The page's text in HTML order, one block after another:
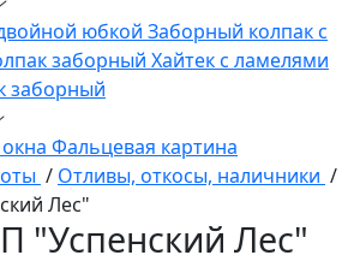
юбкой Заборный колпак с
заборный Хайтек с ламелями
заборный
Фальцевая картина
/ Отливы, откосы, наличники /
Лес"
"Успенский Лес"